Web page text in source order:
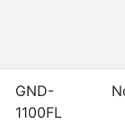
GND-
1100FL